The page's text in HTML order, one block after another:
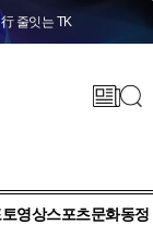
줄잇는 TK
영상스포츠문화동정